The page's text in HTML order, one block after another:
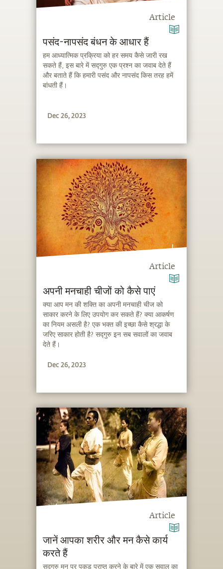
Article
पसंद-नापसंद बंधन के आधार हैं
हम आध्यात्मिक प्रक्रिया को हर समय कैसे जारी रख
सकते हैं, इस बारे में सद्गुरु एक प्रश्न का जवाब देते हैं
और बताते हैं कि हमारी पसंद और नापसंद किस तरह हमें
बांधती हैं।
Dec 26, 2023
Article
अपनी मनचाही चीजों को कैसे पाएं
क्या आप मन की शक्ति का अपनी मनचाही चीज को
साकार करने के लिए उपयोग कर सकते हैं? क्या आकर्षण
का नियम असली है? एक भक्त की इच्छा कैसे श्रद्धा के
जरिए साकार होती है? सद्गुरु इन सब सवालों का जवाब
देते हैं।
Dec 26, 2023
Article
जानें आपका शरीर और मन कैसे कार्य
करते हैं
सद्गुरु मन पर पकड़ प्राप्त करने के बारे में एक सवाल का